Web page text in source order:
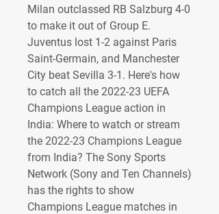
Milan outclassed RB Salzburg 4-0
to make it out of Group E.
Juventus lost 1-2 against Paris
Saint-Germain, and Manchester
City beat Sevilla 3-1. Here's how
to catch all the 2022-23 UEFA
Champions League action in
India: Where to watch or stream
the 2022-23 Champions League
from India? The Sony Sports
Network (Sony and Ten Channels)
has the rights to show
Champions League matches in